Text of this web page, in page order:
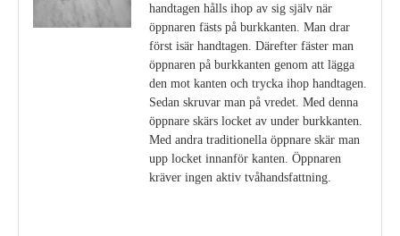
handtagen hålls ihop av sig själv när
öppnaren fästs på burkkanten. Man drar
först isär handtagen. Därefter fäster man
öppnaren på burkkanten genom att lägga
den mot kanten och trycka ihop handtagen.
Sedan skruvar man på vredet. Med denna
öppnare skärs locket av under burkkanten.
Med andra traditionella öppnare skär man
upp locket innanför kanten. Öppnaren
kräver ingen aktiv tvåhandsfattning.